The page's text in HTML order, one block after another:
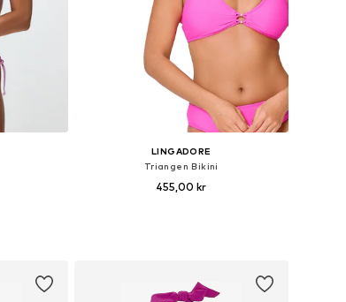
LINGADORE
Triangen Bikini
455,00 kr